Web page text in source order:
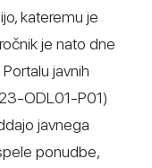
kateremu je
je nato dne
javnih
ODL01-P01)
javnega
ponudbe,